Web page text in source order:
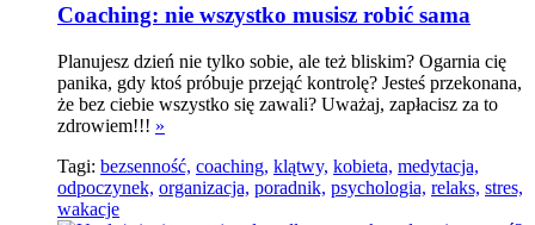
Coaching: nie wszystko musisz robić sama
Planujesz dzień nie tylko sobie, ale też bliskim? Ogarnia cię
panika, gdy ktoś próbuje przejąć kontrolę? Jesteś przekonana,
że bez ciebie wszystko się zawali? Uważaj, zapłacisz za to
zdrowiem!!! »
Tagi: bezsenność, coaching, klątwy, kobieta, medytacja,
odpoczynek, organizacja, poradnik, psychologia, relaks, stres,
wakacje